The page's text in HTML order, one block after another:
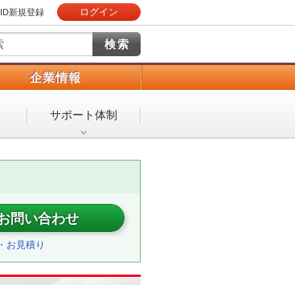
新規登録 ログイン
企業情報
サポート体制
問い合わせ
お見積り